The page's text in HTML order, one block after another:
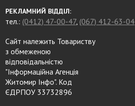
РЕКЛАМНИЙ ВІДДІЛ:
тел.: (0412) 47-00-47, (067) 412-63-04
Сайт належить Товариству
з обмеженою
відповідальністю
"Інформаційна Агенція
Житомир Інфо". Код
ЄДРПОУ 33732896